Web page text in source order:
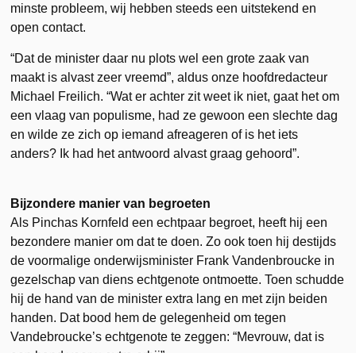
minste probleem, wij hebben steeds een uitstekend en
open contact.
“Dat de minister daar nu plots wel een grote zaak van
maakt is alvast zeer vreemd”, aldus onze hoofdredacteur
Michael Freilich. “Wat er achter zit weet ik niet, gaat het om
een vlaag van populisme, had ze gewoon een slechte dag
en wilde ze zich op iemand afreageren of is het iets
anders? Ik had het antwoord alvast graag gehoord”.
Bijzondere manier van begroeten
Als Pinchas Kornfeld een echtpaar begroet, heeft hij een
bezondere manier om dat te doen. Zo ook toen hij destijds
de voormalige onderwijsminister Frank Vandenbroucke in
gezelschap van diens echtgenote ontmoette. Toen schudde
hij de hand van de minister extra lang en met zijn beiden
handen. Dat bood hem de gelegenheid om tegen
Vandebroucke’s echtgenote te zeggen: “Mevrouw, dat is